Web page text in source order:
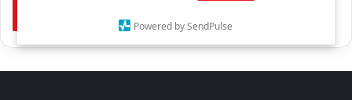
Powered by SendPulse